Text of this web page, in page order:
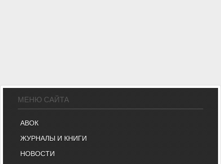
МЕНЮ САЙТА
АВОК
ЖУРНАЛЫ И КНИГИ
НОВОСТИ